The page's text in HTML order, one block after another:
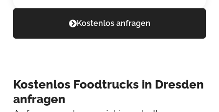
Kostenlos anfragen
Kostenlos Foodtrucks in Dresden
anfragen